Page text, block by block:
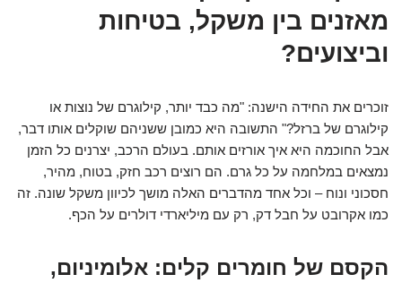
מאזנים בין משקל, בטיחות
וביצועים?
זוכרים את החידה הישנה: "מה כבד יותר, קילוגרם של נוצות או
קילוגרם של ברזל?" התשובה היא כמובן ששניהם שוקלים אותו דבר,
אבל החוכמה היא איך אורזים אותם. בעולם הרכב, יצרנים כל הזמן
נמצאים במלחמה על כל גרם. הם רוצים רכב חזק, בטוח, מהיר,
חסכוני ונוח – וכל אחד מהדברים האלה מושך לכיוון משקל שונה. זה
כמו אקרובט על חבל דק, רק עם מיליארדי דולרים על הכף.
הקסם של חומרים קלים: אלומיניום,